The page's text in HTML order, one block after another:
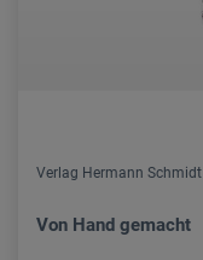
Verlag Hermann Schmidt
Von Hand gemacht